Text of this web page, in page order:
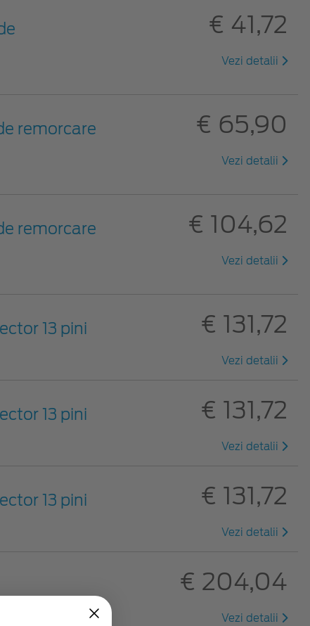
€ 41,72
Vezi detalii
remorcare
€ 65,90
Vezi detalii
remorcare
€ 104,62
Vezi detalii
13 pini € 131,72
Vezi detalii
13 pini € 131,72
Vezi detalii
13 pini € 131,72
Vezi detalii
€ 204,04
Vezi detalii